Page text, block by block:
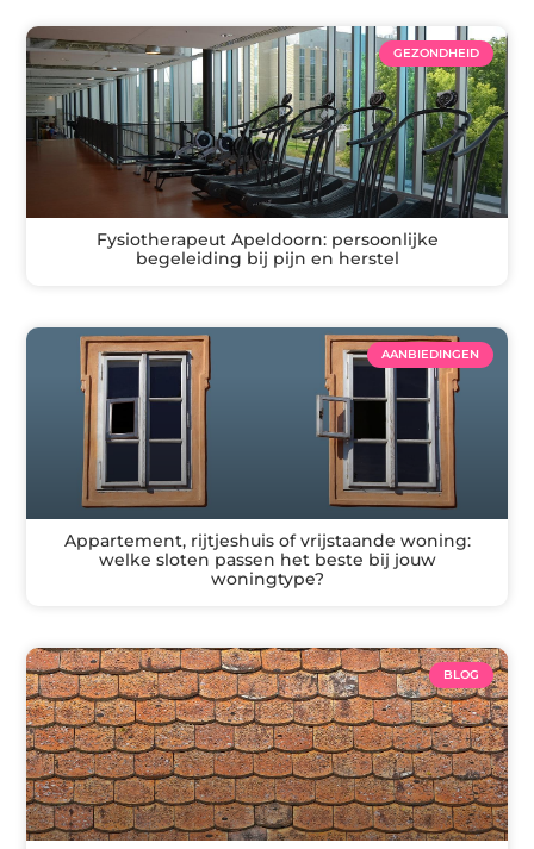
GEZONDHEID
Fysiotherapeut Apeldoorn: persoonlijke
begeleiding bij pijn en herstel
AANBIEDINGEN
Appartement, rijtjeshuis of vrijstaande woning:
welke sloten passen het beste bij jouw
woningtype?
BLOG